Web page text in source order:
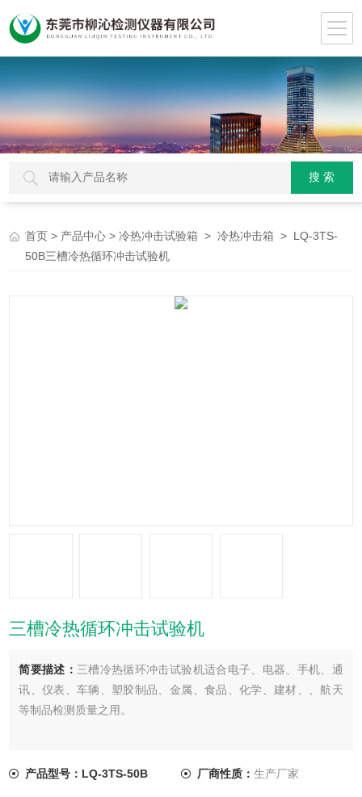
首页 > 产品中心 >冷热冲击试验箱 >冷热冲击箱 > LQ-3TS-
50B三槽冷热循环冲击试验机
三槽冷热循环冲击试验机
简要描述： 三槽冷热循环冲击试验机适合电子、电器、手机、通
讯、仪表、车辆、塑胶制品、金属、食品、化学、建材、、航天
等制品检测质量之用。
产品型号：LQ-3TS-50B 厂商性质： 生产厂家